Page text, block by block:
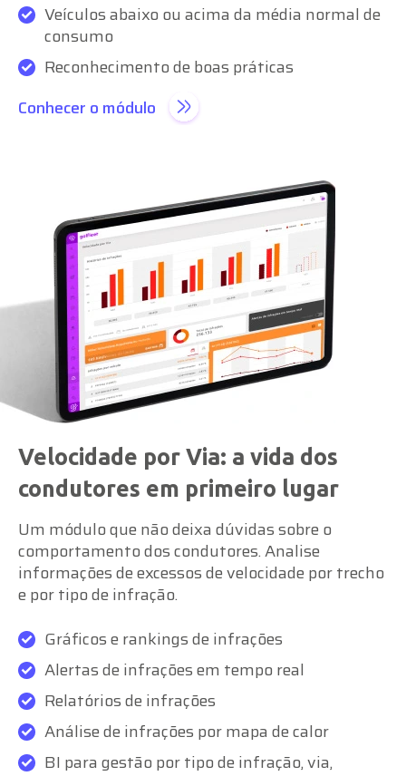
Veículos abaixo ou acima da média normal de
consumo
Reconhecimento de boas práticas
Conhecer o módulo
Velocidade por Via: a vida dos
condutores em primeiro lugar
Um módulo que não deixa dúvidas sobre o
comportamento dos condutores. Analise
informações de excessos de velocidade por trecho
e por tipo de infração.
Gráficos e rankings de infrações
Alertas de infrações em tempo real
Relatórios de infrações
Análise de infrações por mapa de calor
BI para gestão por tipo de infração, via,